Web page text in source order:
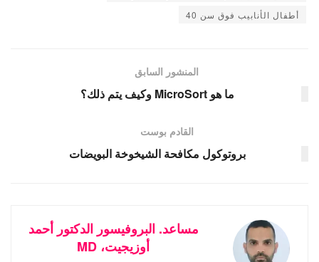
أطفال الأنابيب فوق سن 40
المنشور السابق
ما هو MicroSort وكيف يتم ذلك؟
القادم بوست
بروتوكول مكافحة الشيخوخة البويضات
مساعد. البروفيسور الدكتور أحمد
أوزيجيت، MD